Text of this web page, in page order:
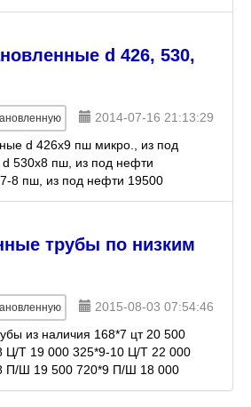
d 426, 530,
2014-07-16 21:13:29
d 426x9 пш микро., из под
530x8 пш, из под нефти
8 пш, из под нефти 19500
воды d 273x(6.7.8)
трубы по низким
2015-08-03 07:54:46
из наличия 168*7 цт 20 500
Ц/Т 19 000 325*9-10 Ц/Т 22 000
П/Ш 19 500 720*9 П/Ш 18 000
1220*15 П/Ш 18